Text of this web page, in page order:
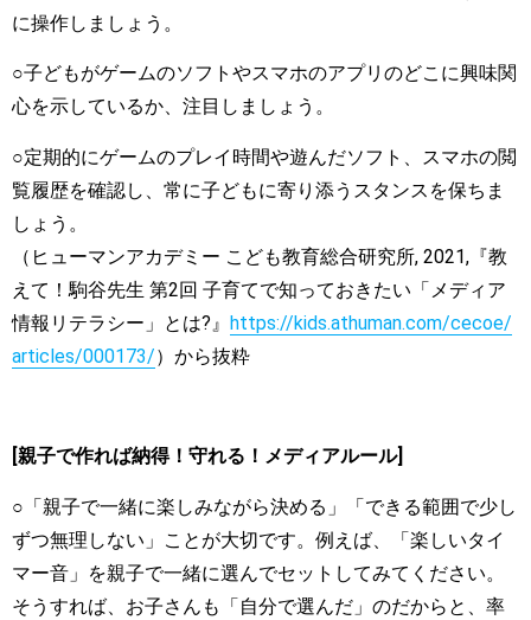
に操作しましょう。
○子どもがゲームのソフトやスマホのアプリのどこに興味関
心を示しているか、注目しましょう。
○定期的にゲームのプレイ時間や遊んだソフト、スマホの閲
覧履歴を確認し、常に子どもに寄り添うスタンスを保ちま
しょう。
（ヒューマンアカデミー こども教育総合研究所, 2021,『教
えて！駒谷先生 第2回 子育てで知っておきたい「メディア
情報リテラシー」とは?』 https://kids.athuman.com/cecoe/
articles/000173/）から抜粋
[親子で作れば納得！守れる！メディアルール]
○「親子で一緒に楽しみながら決める」「できる範囲で少し
ずつ無理しない」ことが大切です。例えば、「楽しいタイ
マー音」を親子で一緒に選んでセットしてみてください。
そうすれば、お子さんも「自分で選んだ」のだからと、率